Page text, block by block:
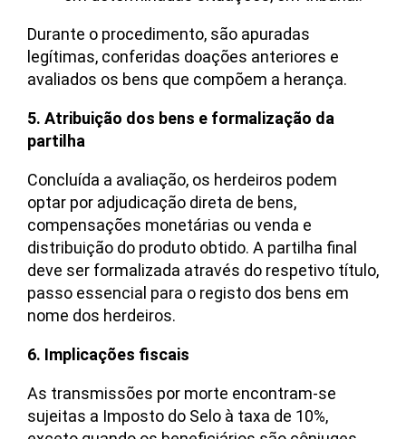
Durante o procedimento, são apuradas
legítimas, conferidas doações anteriores e
avaliados os bens que compõem a herança.
5. Atribuição dos bens e formalização da
partilha
Concluída a avaliação, os herdeiros podem
optar por adjudicação direta de bens,
compensações monetárias ou venda e
distribuição do produto obtido. A partilha final
deve ser formalizada através do respetivo título,
passo essencial para o registo dos bens em
nome dos herdeiros.
6. Implicações fiscais
As transmissões por morte encontram-se
sujeitas a Imposto do Selo à taxa de 10%,